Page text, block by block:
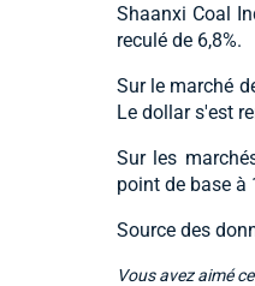
Shaanxi Coal
reculé de 6,8%.
Sur le marché
Le dollar s'est
Sur les
point de base à
Source des
Vous avez aimé